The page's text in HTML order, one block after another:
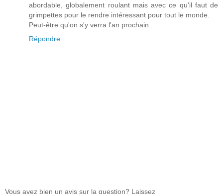
abordable, globalement roulant mais avec ce qu'il faut de
grimpettes pour le rendre intéressant pour tout le monde.
Peut-être qu'on s'y verra l'an prochain...
Répondre
Vous avez bien un avis sur la question? Laissez